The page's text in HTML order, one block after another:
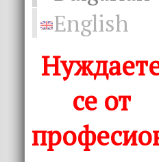
English
се от